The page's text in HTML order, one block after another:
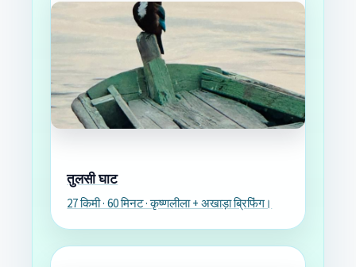
तुलसी घाट
27 किमी · 60 मिनट · कृष्णलीला + अखाड़ा ब्रिफिंग।